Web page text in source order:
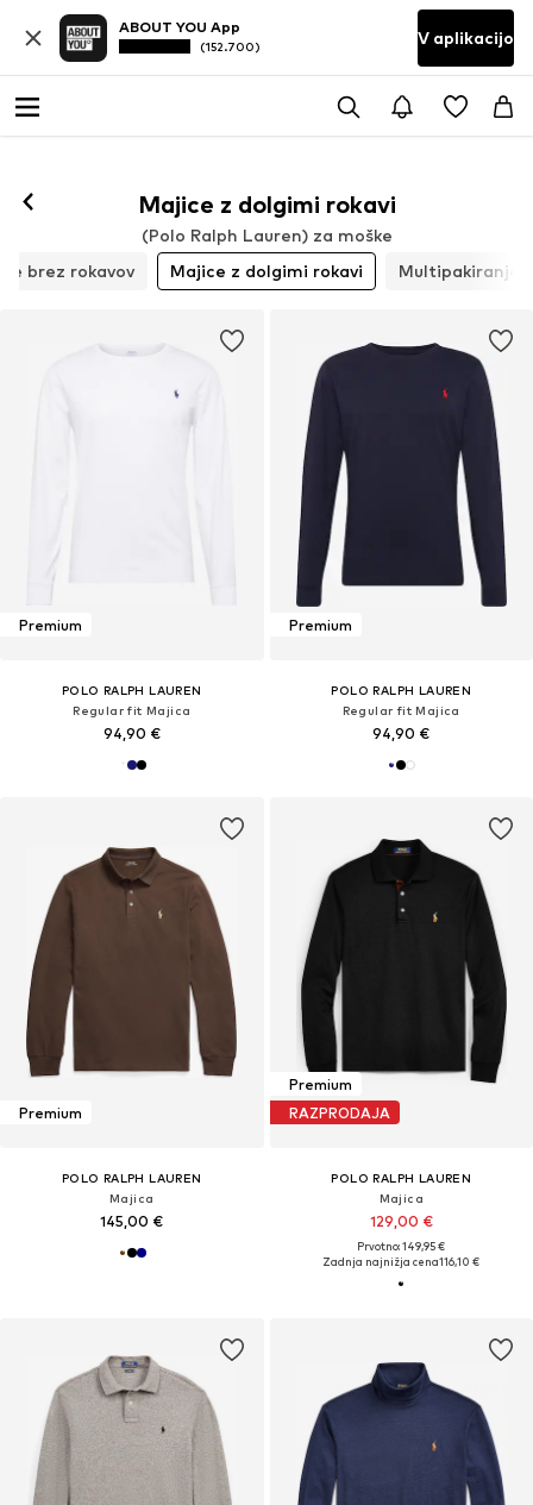
ABOUT YOU App
(152.700) V aplikacijo
Majice z dolgimi rokavi
(Polo Ralph Lauren) za moške
brez rokavov
Majice z dolgimi rokavi Multipakiranje
Premium
POLO RALPH LAUREN
Regular fit Majica
94,90 €
Premium
POLO RALPH LAUREN
Regular fit Majica
94,90 €
Premium
POLO RALPH LAUREN
Majica
145,00 €
Premium
RAZPRODAJA
POLO RALPH LAUREN
Majica
129,00 €
Prvotno: 149,95 €
Zadnja najnižja cena116,10 €